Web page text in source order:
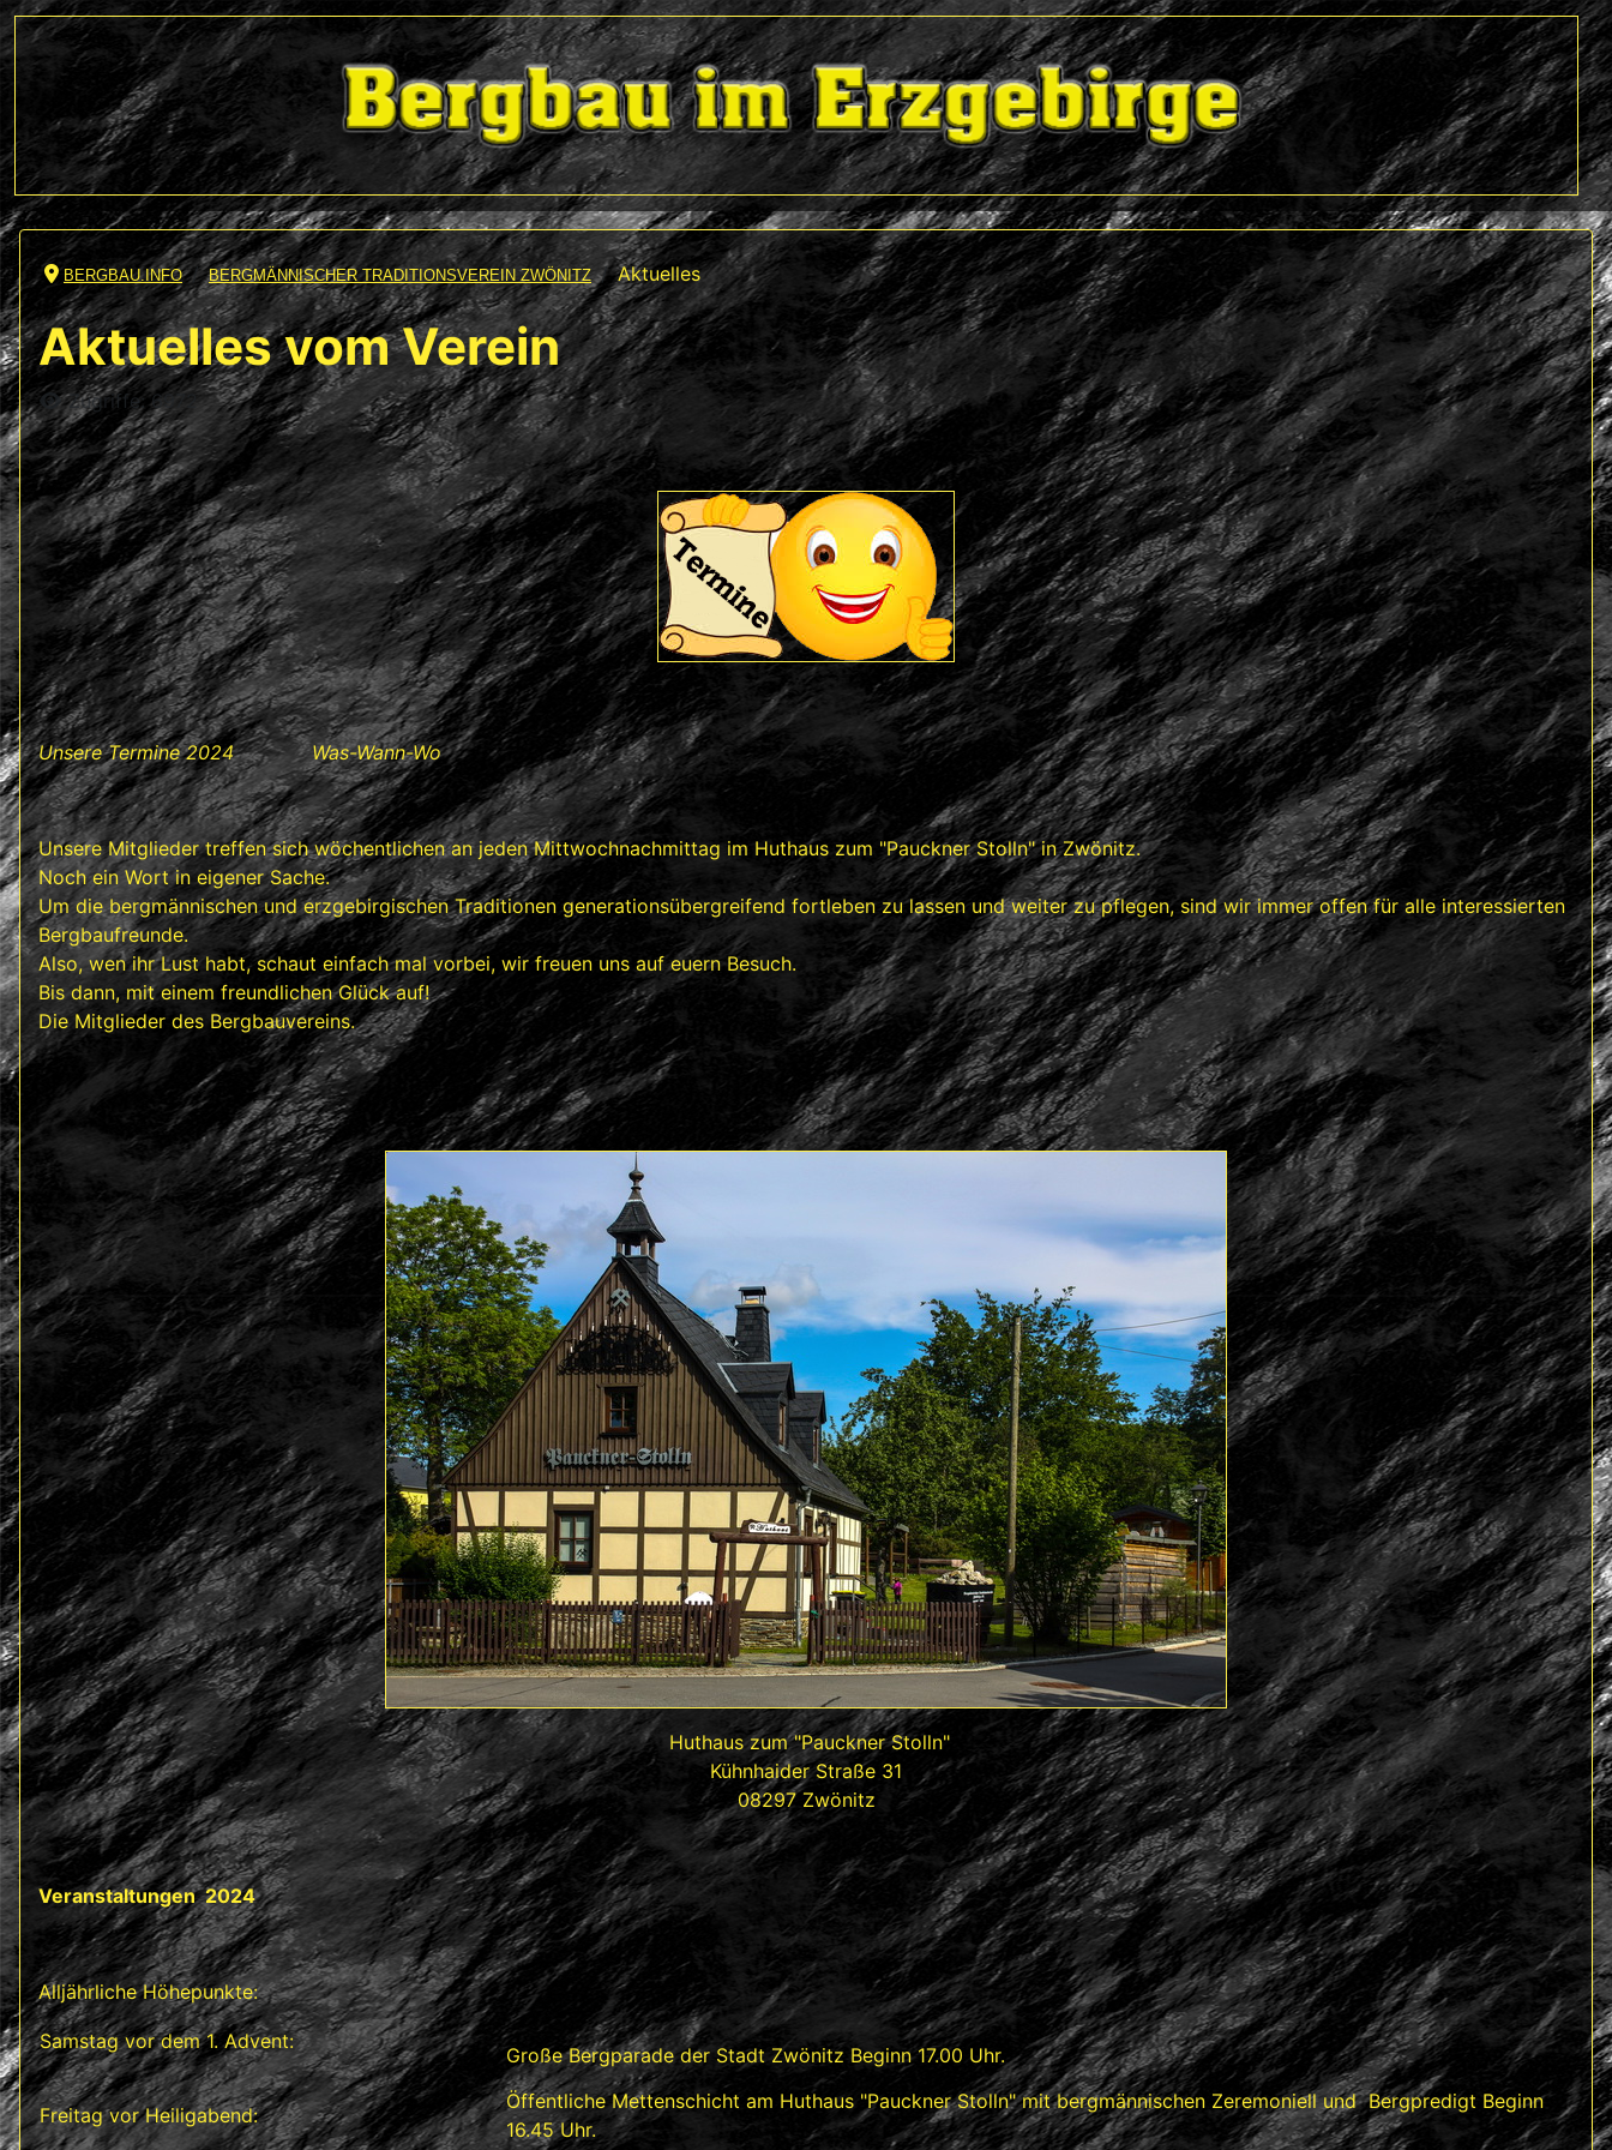
BERGBAU.INFO BERGMÄNNISCHER TRADITIONSVEREIN ZWÖNITZ Aktuelles
Aktuelles vom Verein
DetailsZugriffe: 6972
Unsere Termine 2024 Was-Wann-Wo
Unsere Mitglieder treffen sich wöchentlichen an jeden Mittwochnachmittag im Huthaus zum "Pauckner Stolln" in Zwönitz.
Noch ein Wort in eigener Sache.
Um die bergmännischen und erzgebirgischen Traditionen generationsübergreifend fortleben zu lassen und weiter zu pflegen, sind wir immer offen für alle interessierten
Bergbaufreunde.
Also, wen ihr Lust habt, schaut einfach mal vorbei, wir freuen uns auf euern Besuch.
Bis dann, mit einem freundlichen Glück auf!
Die Mitglieder des Bergbauvereins.
Huthaus zum "Pauckner Stolln"
Kühnhaider Straße 31
08297 Zwönitz
Veranstaltungen 2024
Alljährliche Höhepunkte:
Samstag vor dem 1. Advent:
Große Bergparade der Stadt Zwönitz Beginn 17.00 Uhr.
Freitag vor Heiligabend:
Öffentliche Mettenschicht am Huthaus "Pauckner Stolln" mit bergmännischen Zeremoniell und Bergpredigt Beginn
16.45 Uhr.